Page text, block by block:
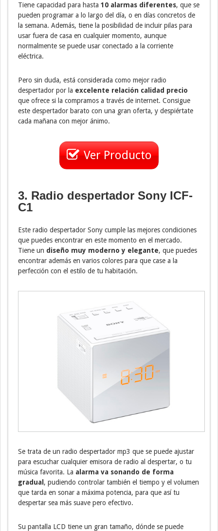
Tiene capacidad para hasta 10 alarmas diferentes, que se
pueden programar a lo largo del día, o en días concretos de
la semana. Además, tiene la posibilidad de incluir pilas para
usar fuera de casa en cualquier momento, aunque
normalmente se puede usar conectado a la corriente
eléctrica.
Pero sin duda, está considerada como mejor radio
despertador por la excelente relación calidad precio
que ofrece si la compramos a través de internet. Consigue
este despertador barato con una gran oferta, y despiértate
cada mañana con mejor ánimo.
Ver Producto
3. Radio despertador Sony ICF-
C1
Este radio despertador Sony cumple las mejores condiciones
que puedes encontrar en este momento en el mercado.
Tiene un diseño muy moderno y elegante, que puedes
encontrar además en varios colores para que case a la
perfección con el estilo de tu habitación.
Se trata de un radio despertador mp3 que se puede ajustar
para escuchar cualquier emisora de radio al despertar, o tu
música favorita. La alarma va sonando de forma
gradual , pudiendo controlar también el tiempo y el volumen
que tarda en sonar a máxima potencia, para que así tu
despertar sea más suave pero efectivo.
Su pantalla LCD tiene un gran tamaño, dónde se puede